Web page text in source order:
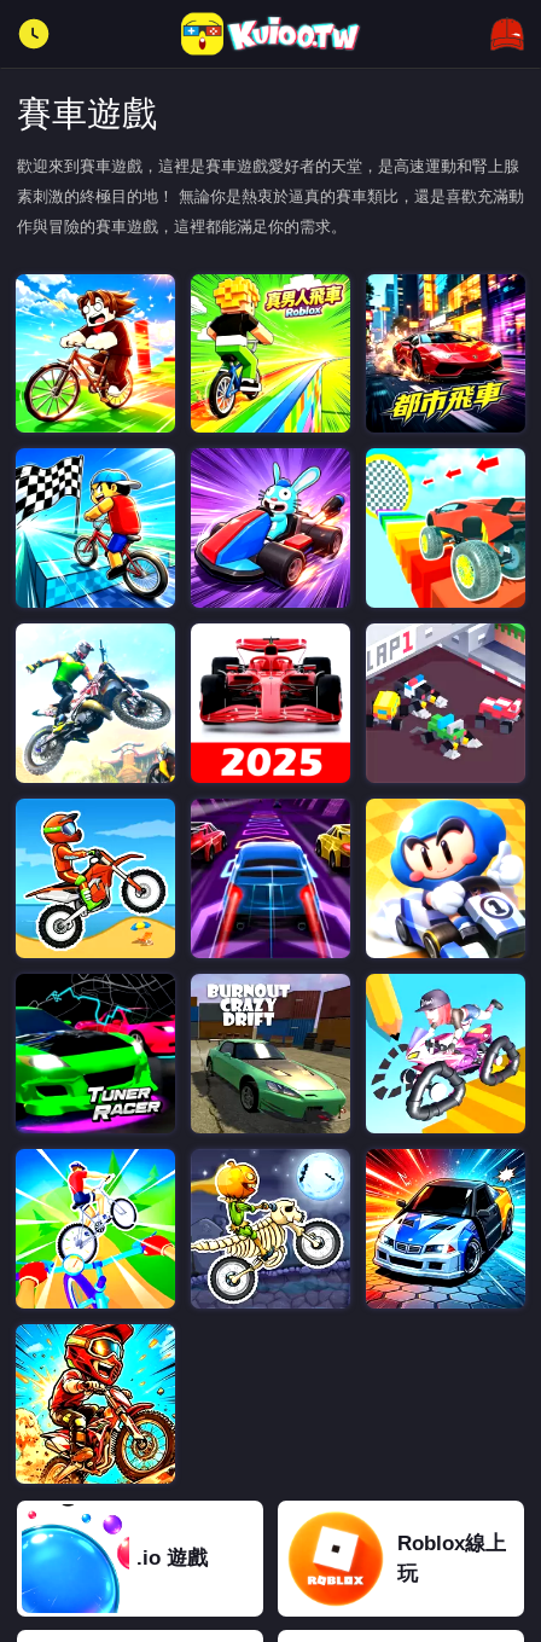
賽車遊戲
歡迎來到賽車遊戲，這裡是賽車遊戲愛好者的天堂，是高速運動和腎上腺
素刺激的終極目的地！ 無論你是熱衷於逼真的賽車類比，還是喜歡充滿動
作與冒險的賽車遊戲，這裡都能滿足你的需求。
.io 遊戲
Roblox線上
玩